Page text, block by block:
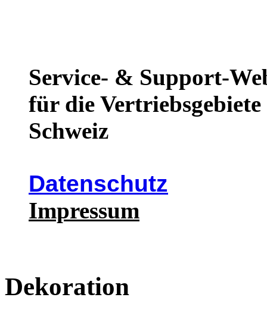
Service- & Support-
für die
Schweiz
Datenschutz
Impressum
Dekoration